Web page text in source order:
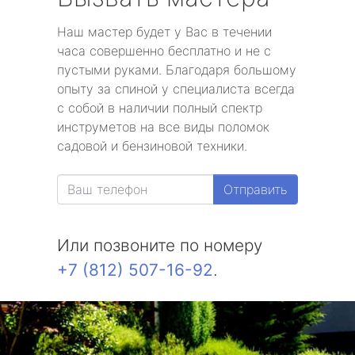
Наш мастер будет у Вас в течении
часа совершенно бесплатно и не с
пустыми руками. Благодаря большому
опыту за спиной у специалиста всегда
с собой в наличии полный спектр
инструметов на все виды поломок
садовой и бензиновой техники.
Отправить
Или позвоните по номеру
+7 (812) 507-16-92.